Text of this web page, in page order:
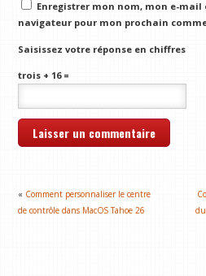
Enregistrer mon nom, mon e-mail
navigateur pour mon prochain
Saisissez votre réponse en chiffres
trois + 16 =
« Comment personnaliser le centre
de contrôle dans MacOS Tahoe 26